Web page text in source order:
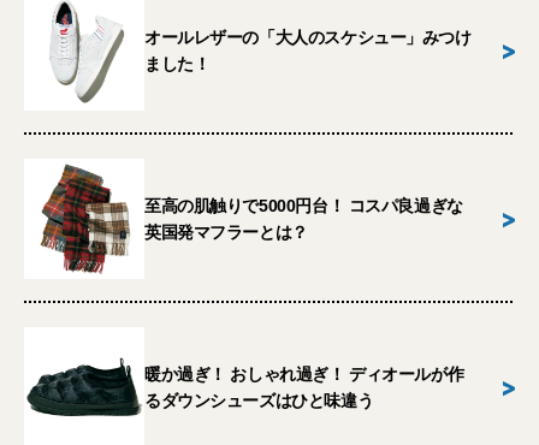
オールレザーの「大人のスケシュー」みつけ
ました！
>
至高の肌触りで5000円台！ コスパ良過ぎな
英国発マフラーとは？
>
暖か過ぎ！ おしゃれ過ぎ！ ディオールが作
るダウンシューズはひと味違う
>